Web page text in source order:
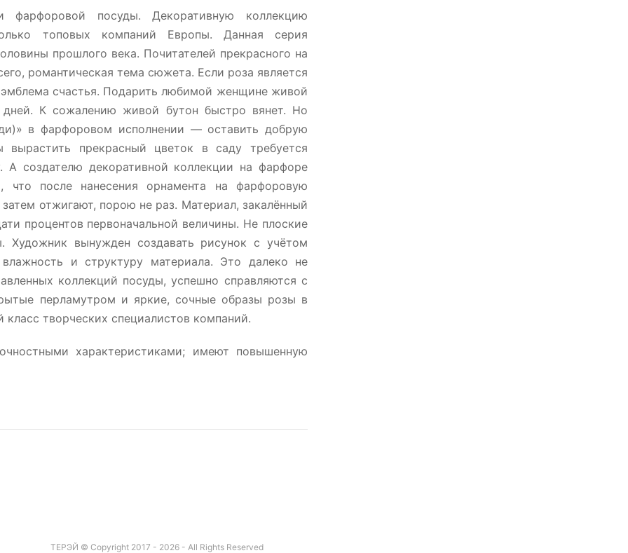
посуды. Декоративную коллекцию
топовых компаний Европы. Данная серия
прошлого века. Почитателей прекрасного на
романтическая тема сюжета. Если роза является
счастья. Подарить любимой женщине живой
К сожалению живой бутон быстро вянет. Но
в фарфоровом исполнении — оставить добрую
прекрасный цветок в саду требуется
создателю декоративной коллекции на фарфоре
что после нанесения орнамента на фарфоровую
отжигают, порою не раз. Материал, закалённый
процентов первоначальной величины. Не плоские
Художник вынужден создавать рисунок с учётом
и структуру материала. Это далеко не
коллекций посуды, успешно справляются с
перламутром и яркие, сочные образы розы в
творческих специалистов компаний.
характеристиками; имеют повышенную
ТЕРЭЙ © Copyright 2017 - 2026 - All Rights Reserved